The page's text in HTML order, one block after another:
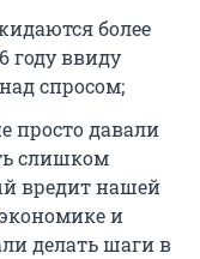
более
году ввиду
спросом;
просто давали
слишком
вредит нашей
и
делать шаги в